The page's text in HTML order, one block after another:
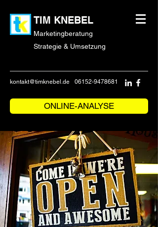
TIM KNEBEL
Marketingberatung
Strategie & Umsetzung
kontakt@timknebel.de 06152-9478681
ONLINE-ANALYSE